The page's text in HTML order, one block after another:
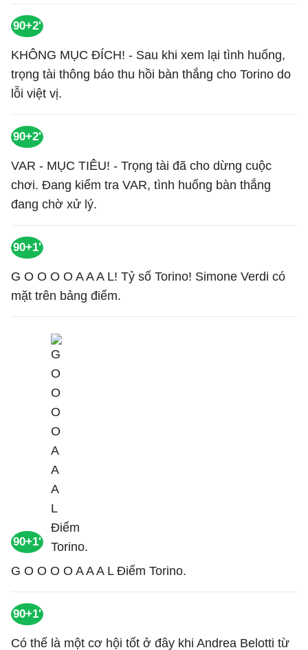
90+2'
KHÔNG MỤC ĐÍCH! - Sau khi xem lại tình huống,
trọng tài thông báo thu hồi bàn thắng cho Torino do
lỗi việt vị.
90+2'
VAR - MỤC TIÊU! - Trọng tài đã cho dừng cuộc
chơi. Đang kiểm tra VAR, tình huống bàn thắng
đang chờ xử lý.
90+1'
G O O O O A A A L! Tỷ số Torino! Simone Verdi có
mặt trên bảng điểm.
90+1'
G O O O O A A A L Điểm Torino.
90+1'
Có thể là một cơ hội tốt ở đây khi Andrea Belotti từ